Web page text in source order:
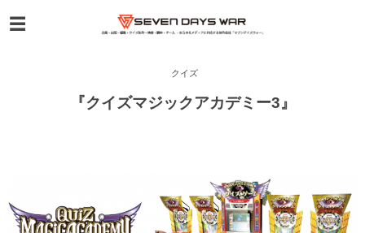
クイズ
『クイズマジックアカデミー3』